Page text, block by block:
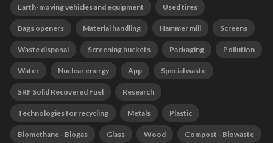
Earth-moving vehicles and equipment Used tires
Bags openers Material handling Hammer mill Screens
Waste disposal Screening buckets Packaging Pollution
Water Nuclear energy App Special waste
SRF Solid Recovered Fuel Research
Technologies for recycling Metals Plastic
Biomethane - Biogas Glass Wood Compost - Biowaste